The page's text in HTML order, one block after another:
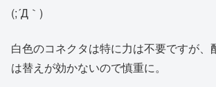
(;´Д｀)
白色のコネクタは特に力は不要ですが、
は替えが効かないので慎重に。